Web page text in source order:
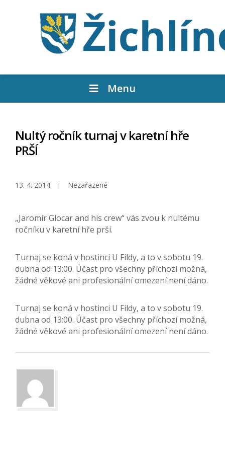
Menu
Nultý ročník turnaj v karetní hře
PRŠÍ
13. 4. 2014 Nezařazené
„Jaromír Glocar and his crew“ vás zvou k nultému
ročníku v karetní hře prší.
Turnaj se koná v hostinci U Fildy, a to v sobotu 19.
dubna od 13:00. Účast pro všechny příchozí možná,
žádné věkové ani profesionální omezení není dáno.
Turnaj se koná v hostinci U Fildy, a to v sobotu 19.
dubna od 13:00. Účast pro všechny příchozí možná,
žádné věkové ani profesionální omezení není dáno.